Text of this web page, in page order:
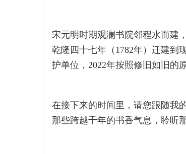
宋元明时期观澜书院邻程水而建
乾隆四十七年（1782年）迁建到
护单位，2022年按照修旧如旧的
在接下来的时间里，请您跟随我
那些跨越千年的书香气息，聆听